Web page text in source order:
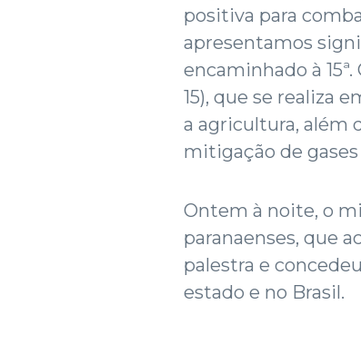
positiva para
apresentamos
encaminhado à
15), que se realiza
a agricultura, além
mitigação de
Ontem à noite, o
paranaenses, que
palestra e
estado e no Brasil.